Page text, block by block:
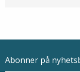
Epostadresse
Abonner på